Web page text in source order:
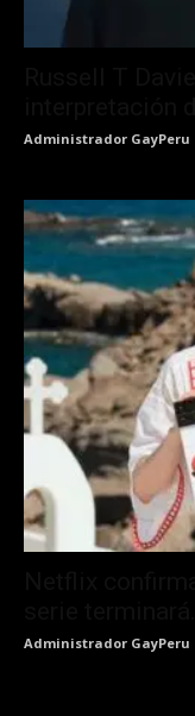
Administrador GayPeru
Administrador GayPeru